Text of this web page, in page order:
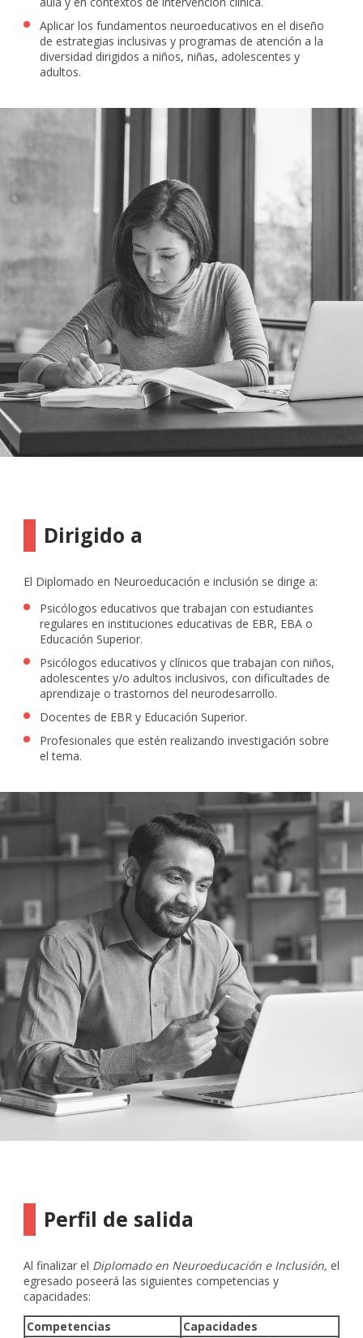
Aplicar los fundamentos neuroeducativos en el diseño
de estrategias inclusivas y programas de atención a la
diversidad dirigidos a niños, niñas, adolescentes y
adultos.
Dirigido a
El Diplomado en Neuroeducación e inclusión se dirige a:
Psicólogos educativos que trabajan con estudiantes
regulares en instituciones educativas de EBR, EBA o
Educación Superior.
Psicólogos educativos y clínicos que trabajan con niños,
adolescentes y/o adultos inclusivos, con dificultades de
aprendizaje o trastornos del neurodesarrollo.
Docentes de EBR y Educación Superior.
Profesionales que estén realizando investigación sobre
el tema.
Perfil de salida
Al finalizar el Diplomado en Neuroeducación e Inclusión, el
egresado poseerá las siguientes competencias y
capacidades:
Competencias
Capacidades